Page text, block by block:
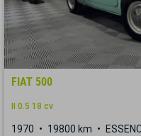
FIAT 500
II 0.5 18 cv
1970 19800 km